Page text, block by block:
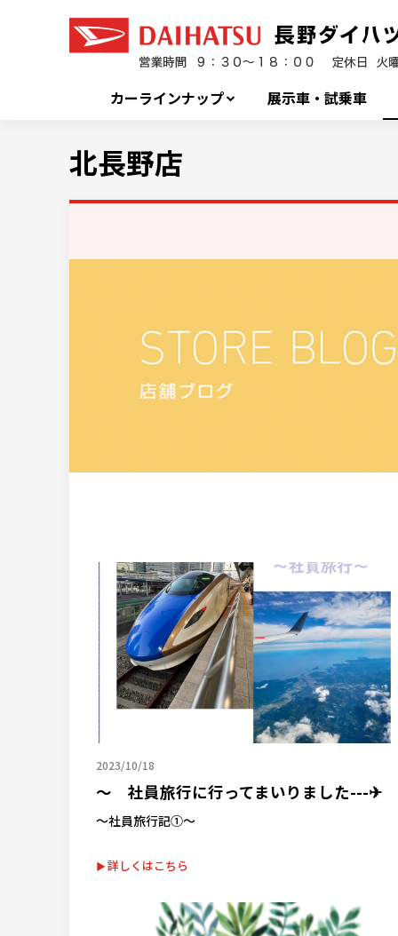
カーラインナップ 展示車・試乗車
北長野店
2023/10/18
～ 社員旅行に行ってまいりました---✈
～社員旅行記①～
詳しくはこちら